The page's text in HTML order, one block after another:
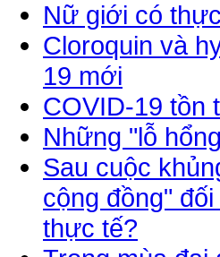
Nữ giới có
Cloroquin và
19 mới
COVID-19 tồn
Những "lỗ
Sau cuộc
cộng đồng"
thực tế?